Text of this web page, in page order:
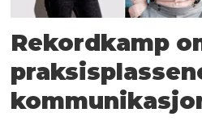
Rekordkamp